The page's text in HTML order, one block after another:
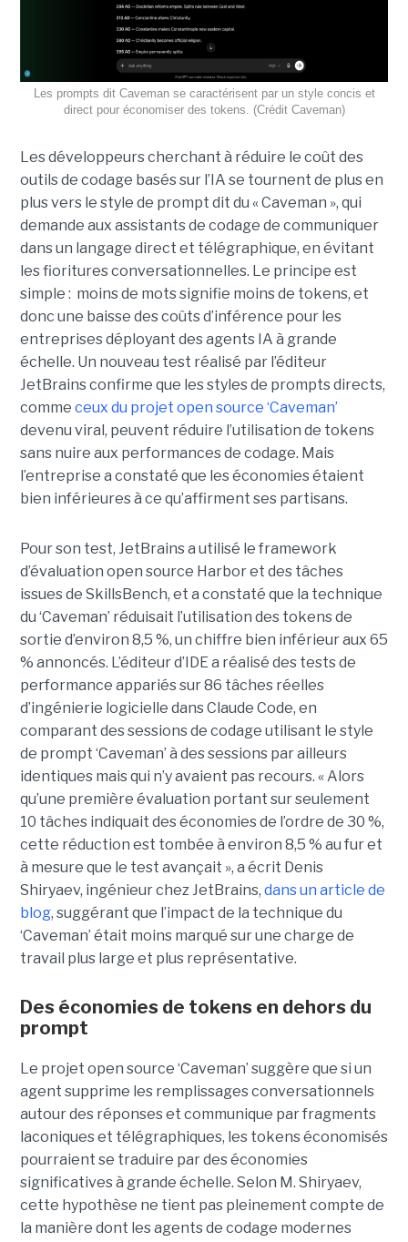
Les prompts dit Caveman se caractérisent par un style concis et
direct pour économiser des tokens. (Crédit Caveman)
Les développeurs cherchant à réduire le coût des
outils de codage basés sur l’IA se tournent de plus en
plus vers le style de prompt dit du « Caveman », qui
demande aux assistants de codage de communiquer
dans un langage direct et télégraphique, en évitant
les fioritures conversationnelles. Le principe est
simple : moins de mots signifie moins de tokens, et
donc une baisse des coûts d’inférence pour les
entreprises déployant des agents IA à grande
échelle. Un nouveau test réalisé par l’éditeur
JetBrains confirme que les styles de prompts directs,
comme ceux du projet open source ‘Caveman’
devenu viral, peuvent réduire l’utilisation de tokens
sans nuire aux performances de codage. Mais
l’entreprise a constaté que les économies étaient
bien inférieures à ce qu’affirment ses partisans.
Pour son test, JetBrains a utilisé le framework
d’évaluation open source Harbor et des tâches
issues de SkillsBench, et a constaté que la technique
du ‘Caveman’ réduisait l’utilisation des tokens de
sortie d’environ 8,5 %, un chiffre bien inférieur aux 65
% annoncés. L’éditeur d’IDE a réalisé des tests de
performance appariés sur 86 tâches réelles
d’ingénierie logicielle dans Claude Code, en
comparant des sessions de codage utilisant le style
de prompt ‘Caveman’ à des sessions par ailleurs
identiques mais qui n’y avaient pas recours. « Alors
qu’une première évaluation portant sur seulement
10 tâches indiquait des économies de l’ordre de 30 %,
cette réduction est tombée à environ 8,5 % au fur et
à mesure que le test avançait », a écrit Denis
Shiryaev, ingénieur chez JetBrains, dans un article de
blog, suggérant que l’impact de la technique du
‘Caveman’ était moins marqué sur une charge de
travail plus large et plus représentative.
Des économies de tokens en dehors du
prompt
Le projet open source ‘Caveman’ suggère que si un
agent supprime les remplissages conversationnels
autour des réponses et communique par fragments
laconiques et télégraphiques, les tokens économisés
pourraient se traduire par des économies
significatives à grande échelle. Selon M. Shiryaev,
cette hypothèse ne tient pas pleinement compte de
la manière dont les agents de codage modernes